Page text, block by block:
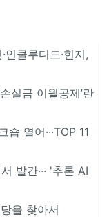
클루디드·힌지,
실금 이월공제’란
열어···TOP 11
발간··· '추론 AI
을 찾아서